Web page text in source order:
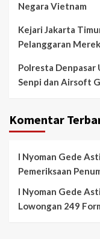
Negara Vietnam
Kejari Jakarta
Pelanggaran Merek
Polresta Denpasar
Senpi dan Airsoft
Komentar
I Nyoman Gede
Pemeriksaan
I Nyoman Gede
Lowongan 249